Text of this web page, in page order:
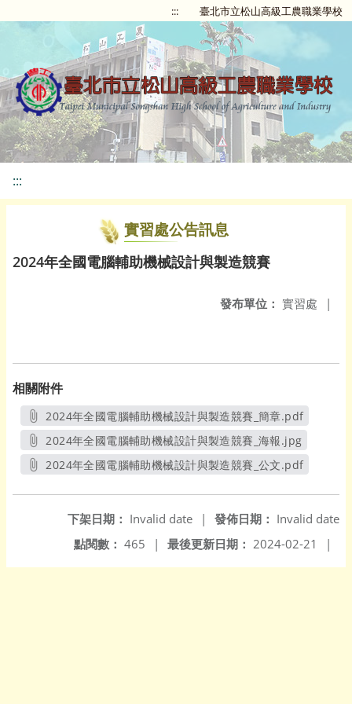
::: 臺北市立松山高級工農職業學校
:::
實習處公告訊息
2024年全國電腦輔助機械設計與製造競賽
發布單位： 實習處 |
相關附件
2024年全國電腦輔助機械設計與製造競賽_簡章.pdf
另開新視窗
2024年全國電腦輔助機械設計與製造競賽_海報.jpg
另開新視窗
2024年全國電腦輔助機械設計與製造競賽_公文.pdf
發佈日期： Invalid date
下架日期： Invalid date
|
最後更新日期： 2024-02-21 |
點閱數： 465 |